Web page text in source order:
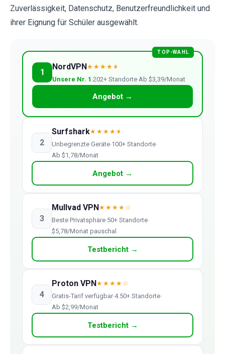
Zuverlässigkeit, Datenschutz, Benutzerfreundlichkeit und
ihrer Eignung für Schüler ausgewählt.
TOP-WAHL
1
NordVPN★★★★ ★
Unsere Nr. 1 202+ Standorte Ab $3,39/Monat
Angebot →
2
Surfshark★★★★ ★
Unbegrenzte Geräte 100+ Standorte
Ab $1,78/Monat
Angebot →
3
Mullvad VPN★★★★☆
Beste Privatsphäre 50+ Standorte
$5,78/Monat pauschal
Testbericht →
4
Proton VPN★★★★☆
Gratis-Tarif verfügbar 4.50+ Standorte
Ab $2,99/Monat
Testbericht →